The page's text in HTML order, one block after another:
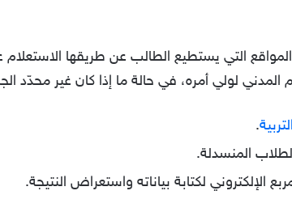
المواقع التي يستطيع الطالب عن طريقها
المدني لولي أمره، في حالة ما إذا كان غير
.
المنسدلة.
الإلكتروني لكتابة بياناته واستعراض النتيجة.